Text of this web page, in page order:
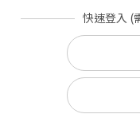
快速登入 (